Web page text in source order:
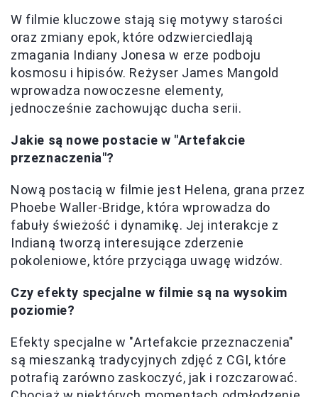
W filmie kluczowe stają się motywy starości
oraz zmiany epok, które odzwierciedlają
zmagania Indiany Jonesa w erze podboju
kosmosu i hipisów. Reżyser James Mangold
wprowadza nowoczesne elementy,
jednocześnie zachowując ducha serii.
Jakie są nowe postacie w "Artefakcie
przeznaczenia"?
Nową postacią w filmie jest Helena, grana przez
Phoebe Waller-Bridge, która wprowadza do
fabuły świeżość i dynamikę. Jej interakcje z
Indianą tworzą interesujące zderzenie
pokoleniowe, które przyciąga uwagę widzów.
Czy efekty specjalne w filmie są na wysokim
poziomie?
Efekty specjalne w "Artefakcie przeznaczenia"
są mieszanką tradycyjnych zdjęć z CGI, które
potrafią zarówno zaskoczyć, jak i rozczarować.